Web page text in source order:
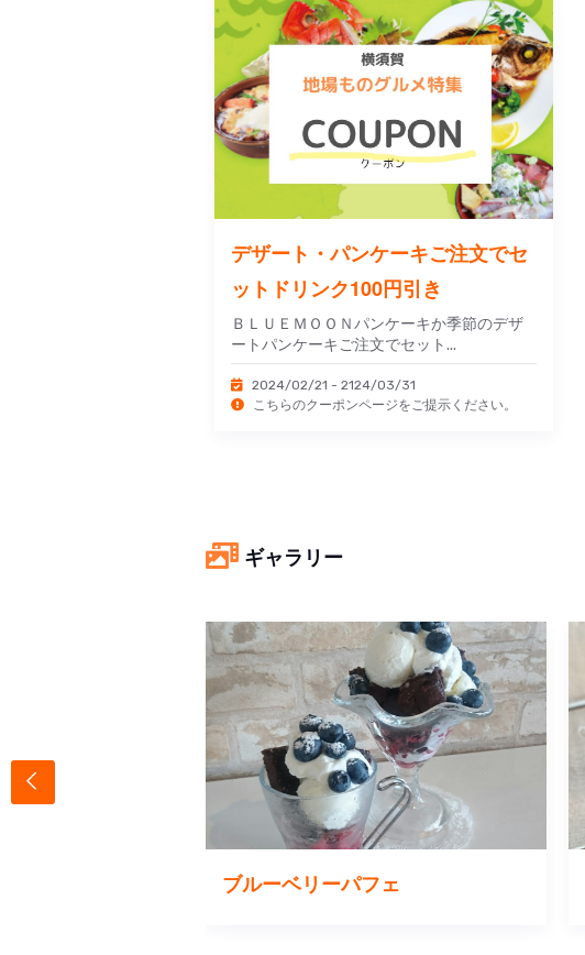
デザート・パンケーキご注文でセ
ットドリンク100円引き
ＢＬＵＥＭＯＯＮパンケーキか季節のデザ
ートパンケーキご注文でセット...
2024/02/21 - 2124/03/31
こちらのクーポンページをご提示ください。
ギャラリー
ブルーベリーパフェ